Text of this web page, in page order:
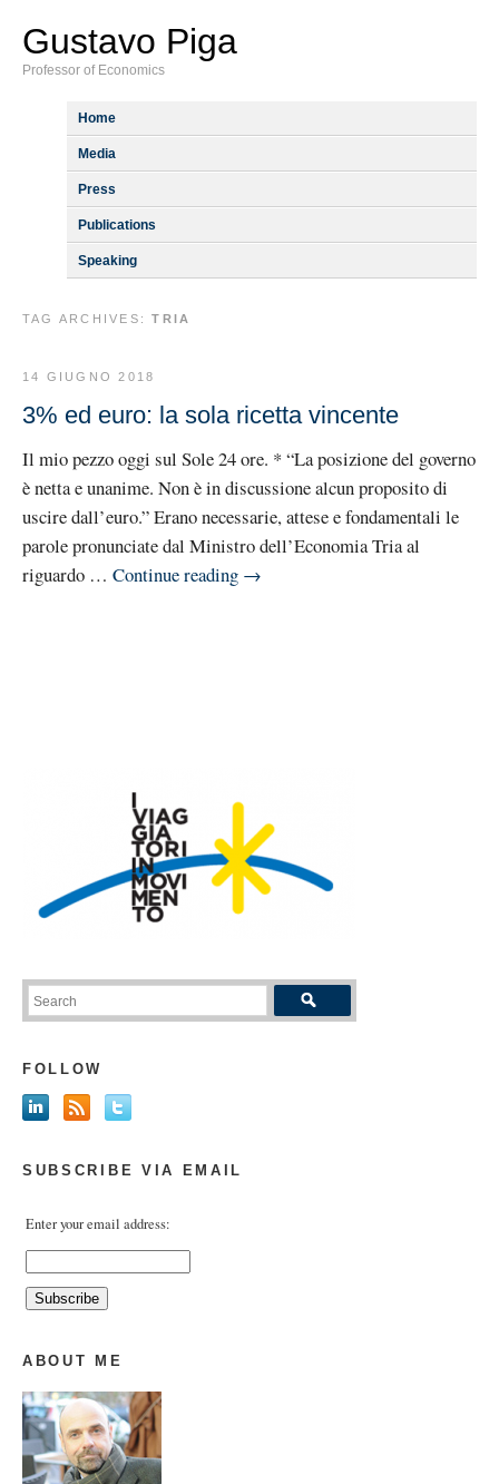
Gustavo Piga
Professor of Economics
Home
Media
Press
Publications
Speaking
TAG ARCHIVES:TRIA
14 GIUGNO 2018
3% ed euro: la sola ricetta vincente
Il mio pezzo oggi sul Sole 24 ore. * “La posizione del governo
è netta e unanime. Non è in discussione alcun proposito di
uscire dall’euro.” Erano necessarie, attese e fondamentali le
parole pronunciate dal Ministro dell’Economia Tria al
riguardo … Continue reading →
FOLLOW
SUBSCRIBE VIA EMAIL
Enter your email address:
ABOUT ME